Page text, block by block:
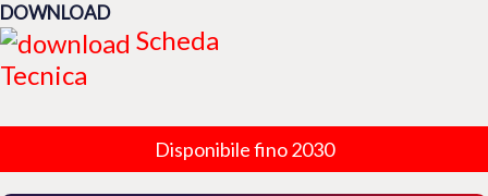
DOWNLOAD
Scheda
Tecnica
Disponibile fino 2030